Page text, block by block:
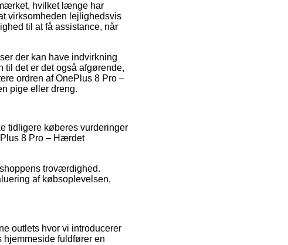
hvilket længe har
virksomheden lejlighedsvis
til at få assistance, når
der kan have indvirkning
til det er det også afgørende,
ordren af OnePlus 8 Pro –
pige eller dreng.
tidligere køberes vurderinger
8 Pro – Hærdet
troværdighed.
af købsoplevelsen,
outlets hvor vi introducerer
hjemmeside fuldfører en